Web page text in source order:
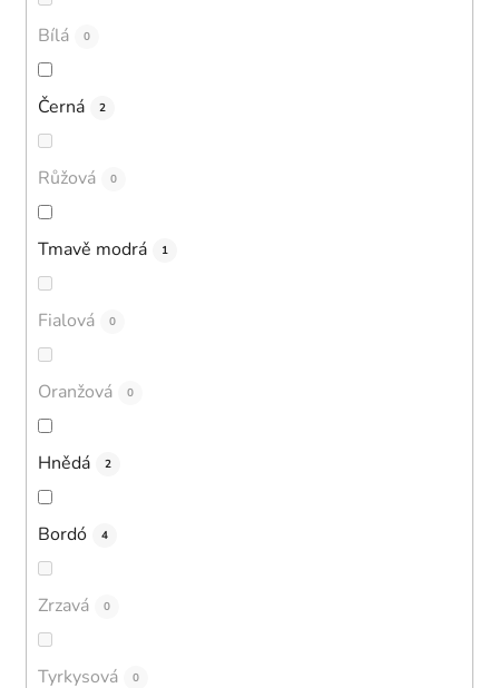
Bílá 0
Černá 2
Růžová 0
Tmavě modrá 1
Fialová 0
Oranžová 0
Hnědá 2
Bordó 4
Zrzavá 0
Tyrkysová 0